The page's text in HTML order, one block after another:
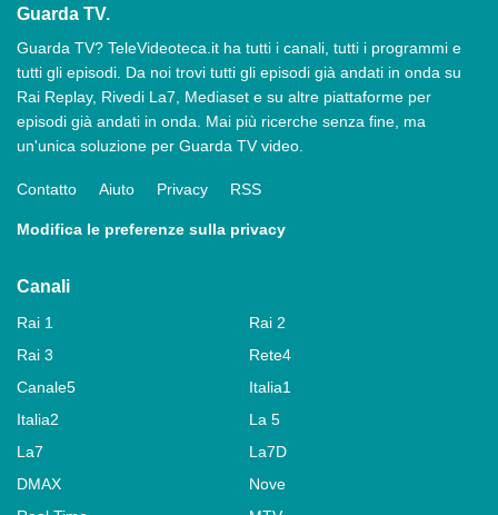
Guarda TV.
Guarda TV? TeleVideoteca.it ha tutti i canali, tutti i programmi e
tutti gli episodi. Da noi trovi tutti gli episodi già andati in onda su
Rai Replay, Rivedi La7, Mediaset e su altre piattaforme per
episodi già andati in onda. Mai più ricerche senza fine, ma
un'unica soluzione per Guarda TV video.
Contatto Aiuto Privacy RSS
Modifica le preferenze sulla privacy
Canali
Rai 1
Rai 2
Rai 3
Rete4
Canale5
Italia1
Italia2
La 5
La7
La7D
DMAX
Nove